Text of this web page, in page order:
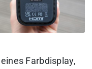
Farbdisplay,